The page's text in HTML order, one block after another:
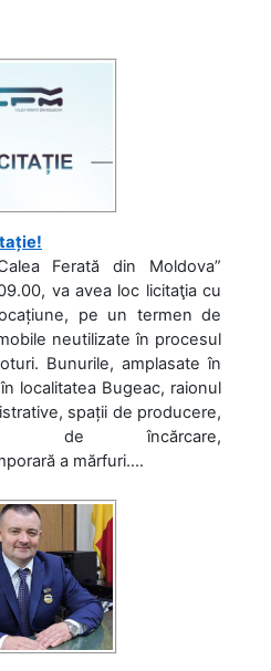
Ferată din Moldova”
va avea loc licitaţia cu
pe un termen de
neutilizate în procesul
Bunurile, amplasate în
localitatea Bugeac, raionul
spații de producere,
de încărcare,
a mărfuri....